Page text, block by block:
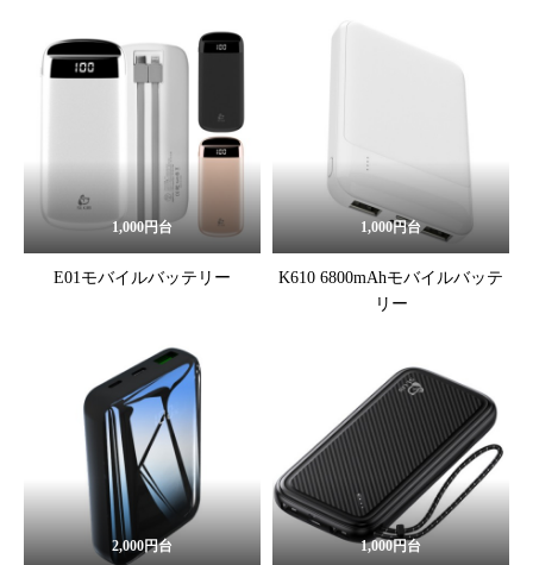
1,000円台
E01モバイルバッテリー
1,000円台
K610 6800mAhモバイルバッテ
リー
2,000円台 1,000円台